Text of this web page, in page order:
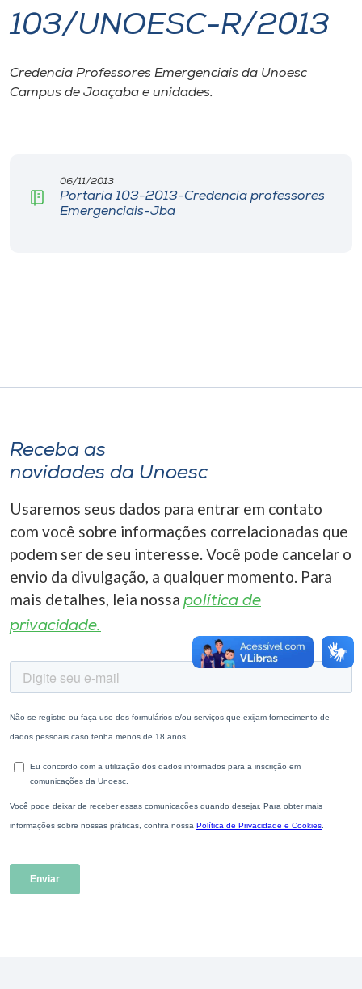
I.nova
Diplomados
Store
Selecione
o idioma
A+
103/UNOESC-R/2013
Credencia Professores Emergenciais da Unoesc
Campus de Joaçaba e unidades.
06/11/2013
Portaria 103-2013-Credencia professores
Emergenciais-Jba
Receba as
novidades da Unoesc
Usaremos seus dados para entrar em contato
com você sobre informações correlacionadas que
podem ser de seu interesse. Você pode cancelar o
envio da divulgação, a qualquer momento. Para
mais detalhes, leia nossa política de
privacidade.